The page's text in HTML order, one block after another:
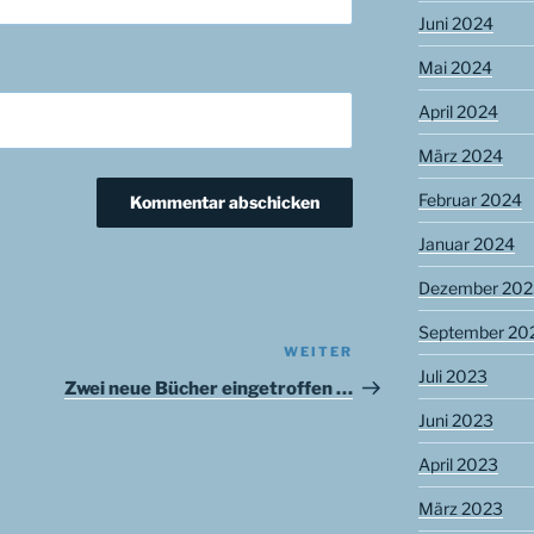
Nächster
Beitrag
WEITER
Zwei neue Bücher eingetroffen …
Juni 2024
Mai 2024
April 2024
März 2024
Februar 2024
Januar 2024
Dezember
September
Juli 2023
Juni 2023
April 2023
März 2023